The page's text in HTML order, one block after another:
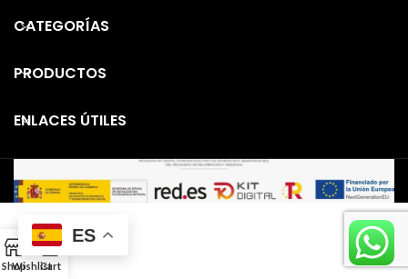
CATEGORÍAS
PRODUCTOS
ENLACES ÚTILES
ES
ShopWishlist
0
Cart